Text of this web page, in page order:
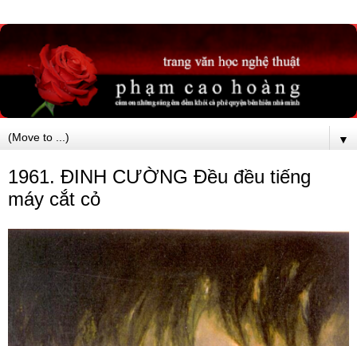
▼
1961. ĐINH CƯỜNG Đều đều tiếng
máy cắt cỏ